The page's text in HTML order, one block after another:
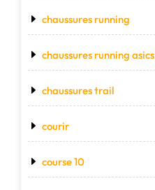
chaussures running
chaussures running asics
chaussures trail
courir
course 10